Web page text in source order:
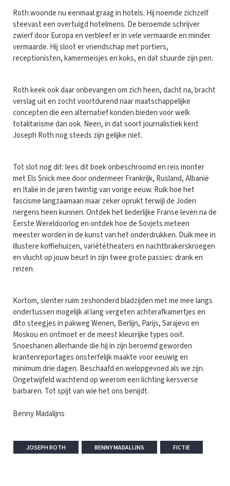
Roth woonde nu eenmaal graag in hotels. Hij noemde zichzelf
steevast een overtuigd hotelmens. De beroemde schrijver
zwierf door Europa en verbleef er in vele vermaarde en minder
vermaarde. Hij sloot er vriendschap met portiers,
receptionisten, kamermeisjes en koks, en dat stuurde zijn pen.
Roth keek ook daar onbevangen om zich heen, dacht na, bracht
verslag uit en zocht voortdurend naar maatschappelijke
concepten die een alternatief konden bieden voor welk
totalitarisme dan ook. Neen, in dat soort journalistiek kent
Joseph Roth nog steeds zijn gelijke niet.
Tot slot nog dit: lees dit boek onbeschroomd en reis monter
met Els Snick mee door ondermeer Frankrijk, Rusland, Albanië
en Italië in de jaren twintig van vorige eeuw. Ruik hoe het
fascisme langzaamaan maar zeker oprukt terwijl de Joden
nergens heen kunnen. Ontdek het liederlijke Franse leven na de
Eerste Wereldoorlog en ontdek hoe de Sovjets meteen
meester worden in de kunst van het onderdrukken. Duik mee in
illustere koffiehuizen, variététheaters en nachtbrakerskroegen
en vlucht op jouw beurt in zijn twee grote passies: drank en
reizen.
Kortom, slenter ruim zeshonderd bladzijden met me mee langs
ondertussen mogelijk al lang vergeten achterafkamertjes en
dito steegjes in pakweg Wenen, Berlijn, Parijs, Sarajevo en
Moskou en ontmoet er de meest kleurrijke types ooit.
Snoeshanen allerhande die hij in zijn beroemd geworden
krantenreportages onsterfelijk maakte voor eeuwig en
minimum drie dagen. Beschaafd en welopgevoed als we zijn.
Ongetwijfeld wachtend op weerom een lichting kersverse
barbaren. Tot spijt van wie het ons benijdt.
Benny Madalijns
JOSEPH ROTH BENNY MADALIJNS FICTIE